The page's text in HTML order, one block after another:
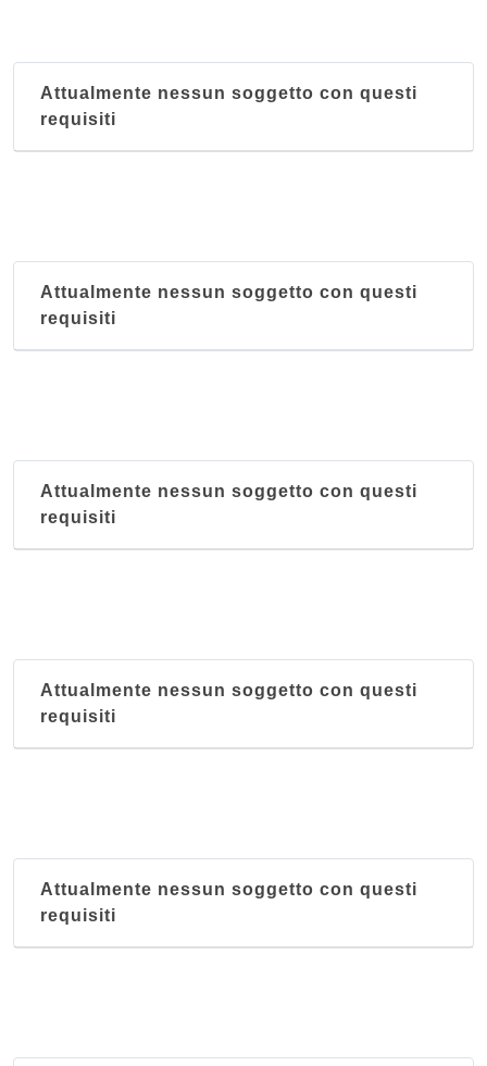
Attualmente nessun soggetto con questi
requisiti
Attualmente nessun soggetto con questi
requisiti
Attualmente nessun soggetto con questi
requisiti
Attualmente nessun soggetto con questi
requisiti
Attualmente nessun soggetto con questi
requisiti